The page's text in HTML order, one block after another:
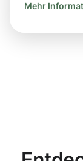
Mehr